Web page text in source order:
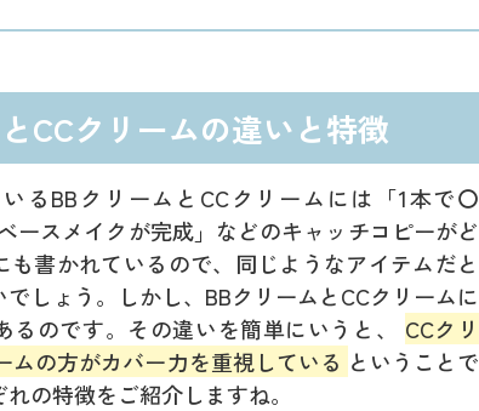
CCクリームの違いと特徴
るBBクリームとCCクリームには「1本で〇
ースメイクが完成」などのキャッチコピーがど
も書かれているので、同じようなアイテムだと
しょう。しかし、BBクリームとCCクリームに
るのです。その違いを簡単にいうと、 CCクリ
ムの方がカバー力を重視している ということで
の特徴をご紹介しますね。